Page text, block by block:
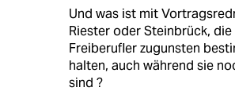
Und was ist mit
Riester oder Steinbrück,
Freiberufler zugunsten
halten, auch während sie
sind ?